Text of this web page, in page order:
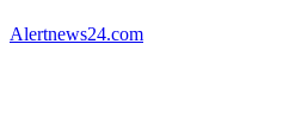
Alertnews24.com